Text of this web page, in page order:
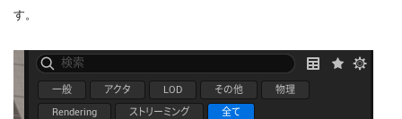
す。